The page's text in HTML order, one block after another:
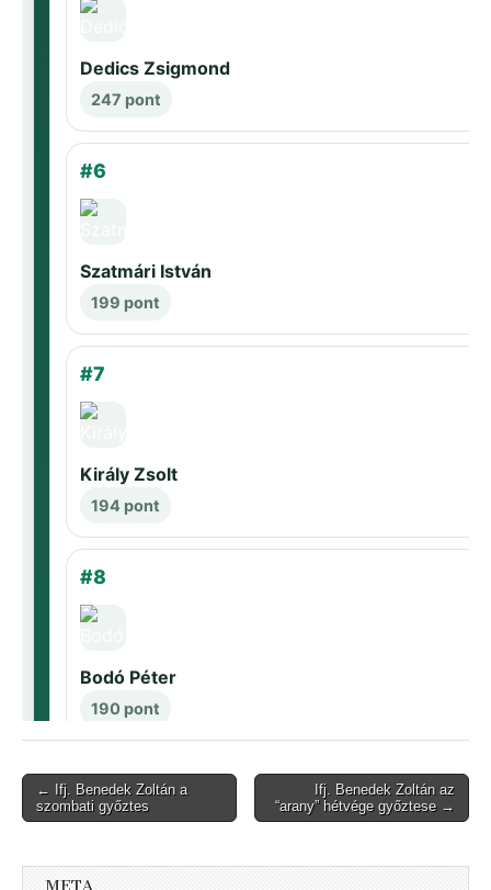
Post
navigation
← Ifj. Benedek Zoltán a
szombati győztes
Ifj. Benedek Zoltán az
“arany” hétvége győztese →